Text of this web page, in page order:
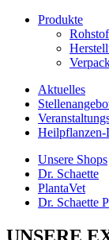
Produkte
Aktuelles
Unsere Shops
Dr. Schaette
PlantaVet
Dr. Schaette
UNSERE